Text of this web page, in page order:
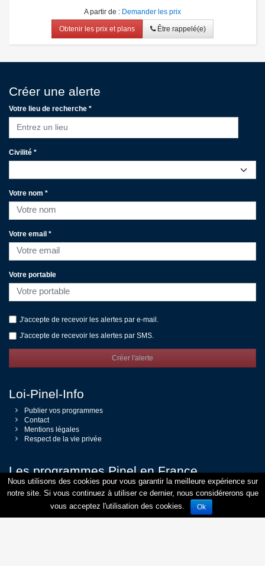
A partir de : Demander les prix
Obtenir les prix et plans Être rappelé(e)
Créer une alerte
Votre lieu de recherche *
Entrez un lieu
Civilité *
Votre nom *
Votre email *
Votre portable
J'accepte de recevoir les alertes par e-mail.
J'accepte de recevoir les alertes par SMS.
Créer l'alerte
Loi-Pinel-Info
Publier vos programmes
Contact
Mentions légales
Respect de la vie privée
Les programmes Pinel en France
Loi Pinel Lyon
Loi Pinel Bordeaux
Nous utilisons des cookies pour vous garantir la meilleure expérience sur
notre site. Si vous continuez à utiliser ce dernier, nous considérerons que
vous acceptez l'utilisation des cookies.
Ok